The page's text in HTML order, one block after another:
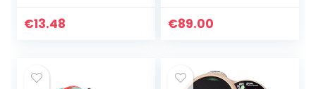
voor Tom Drum
€13.48
stische
€89.00